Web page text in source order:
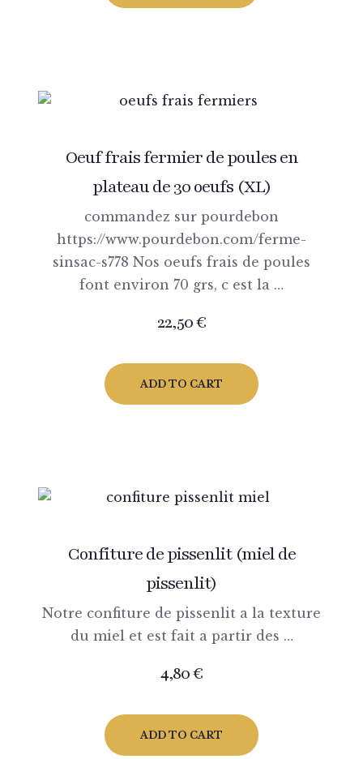
Oeuf frais fermier de poules en
plateau de 30 oeufs (XL)
commandez sur pourdebon
https://www.pourdebon.com/ferme-
sinsac-s778 Nos oeufs frais de poules
font environ 70 grs, c est la …
22,50€
ADD TO CART
Confiture de pissenlit (miel de
pissenlit)
Notre confiture de pissenlit a la texture
du miel et est fait a partir des …
4,80€
ADD TO CART